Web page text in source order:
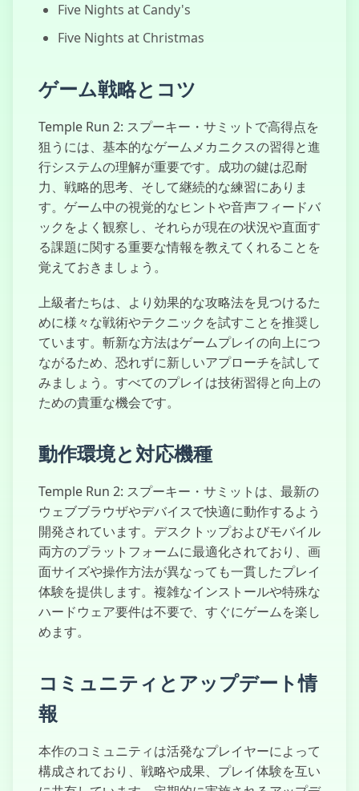
Five Nights at Candy's
Five Nights at Christmas
ゲーム戦略とコツ
Temple Run 2: スプーキー・サミットで高得点を
狙うには、基本的なゲームメカニクスの習得と進
行システムの理解が重要です。成功の鍵は忍耐
力、戦略的思考、そして継続的な練習にありま
す。ゲーム中の視覚的なヒントや音声フィードバ
ックをよく観察し、それらが現在の状況や直面す
る課題に関する重要な情報を教えてくれることを
覚えておきましょう。
上級者たちは、より効果的な攻略法を見つけるた
めに様々な戦術やテクニックを試すことを推奨し
ています。斬新な方法はゲームプレイの向上につ
ながるため、恐れずに新しいアプローチを試して
みましょう。すべてのプレイは技術習得と向上の
ための貴重な機会です。
動作環境と対応機種
Temple Run 2: スプーキー・サミットは、最新の
ウェブブラウザやデバイスで快適に動作するよう
開発されています。デスクトップおよびモバイル
両方のプラットフォームに最適化されており、画
面サイズや操作方法が異なっても一貫したプレイ
体験を提供します。複雑なインストールや特殊な
ハードウェア要件は不要で、すぐにゲームを楽し
めます。
コミュニティとアップデート情
報
本作のコミュニティは活発なプレイヤーによって
構成されており、戦略や成果、プレイ体験を互い